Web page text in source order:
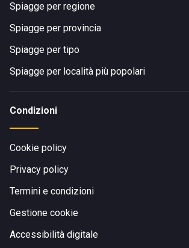
Spiagge per regione
Spiagge per provincia
Spiagge per tipo
Spiagge per località più popolari
Condizioni
Cookie policy
Privacy policy
Termini e condizioni
Gestione cookie
Accessibilità digitale